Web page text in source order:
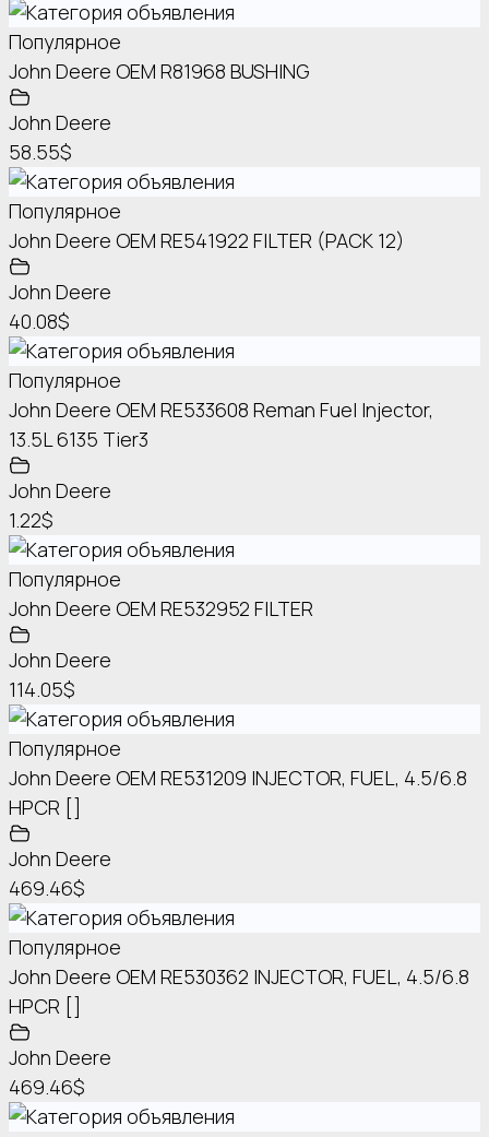
Популярное
John Deere OEM R81968 BUSHING
John Deere
58.55$
Популярное
John Deere OEM RE541922 FILTER (PACK 12)
John Deere
40.08$
Популярное
John Deere OEM RE533608 Reman Fuel Injector,
13.5L 6135 Tier3
John Deere
1.22$
Популярное
John Deere OEM RE532952 FILTER
John Deere
114.05$
Популярное
John Deere OEM RE531209 INJECTOR, FUEL, 4.5/6.8
HPCR []
John Deere
469.46$
Популярное
John Deere OEM RE530362 INJECTOR, FUEL, 4.5/6.8
HPCR []
John Deere
469.46$